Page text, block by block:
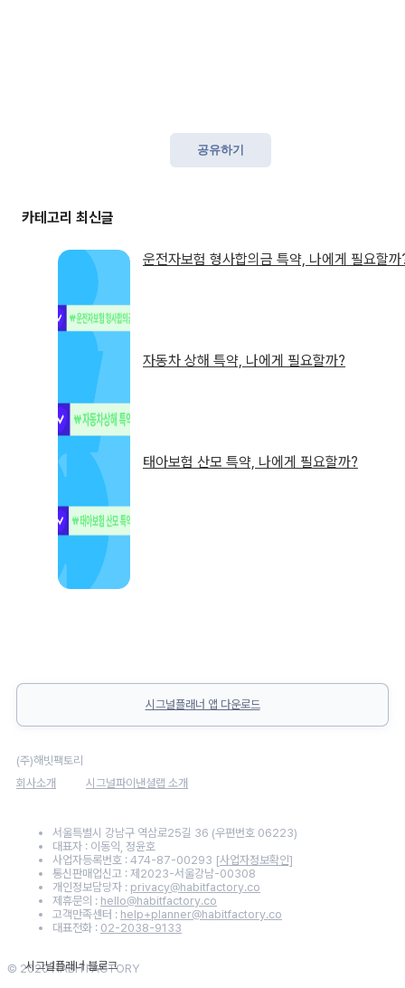
공유하기
운전자보험 형사합의금 특약, 나에게 필요할까
자동차 상해 특약, 나에게 필요할까?
태아보험 산모 특약, 나에게 필요할까?
시그널플래너 앱 다운로드
(주)해빗팩토리
회사소개
시그널파이낸셜랩 소개
서울특별시 강남구 역삼로25길 36 (우편번호 06223)
대표자 : 이동익, 정윤호
사업자등록번호 : 474-87-00293 [사업자정보확인]
통신판매업신고 : 제2023-서울강남-00308
개인정보담당자 : privacy@habitfactory.co
제휴문의 : hello@habitfactory.co
고객만족센터 : help+planner@habitfactory.co
대표전화 : 02-2038-9133
© 2020 HABITFACTORY